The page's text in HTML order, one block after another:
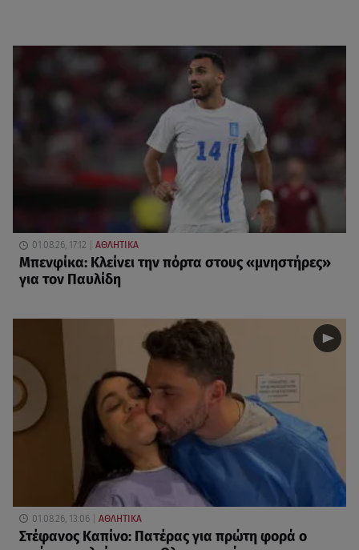
01.08.26, 17:12 ΑΘΛΗΤΙΚΑ
Μπενφίκα: Κλείνει την πόρτα στους «μνηστήρες»
για τον Παυλίδη
01.08.26, 13:06 ΑΘΛΗΤΙΚΑ
Στέφανος Καπίνο: Πατέρας για πρώτη φορά ο